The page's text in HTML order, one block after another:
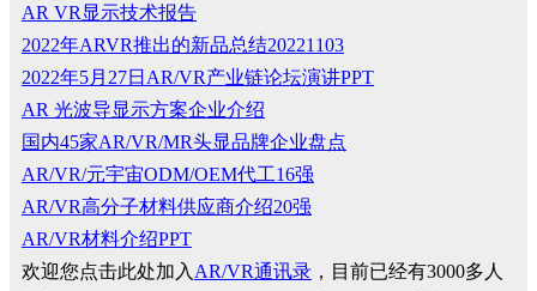
AR VR显示技术报告
2022年ARVR推出的新品总结20221103
2022年5月27日AR/VR产业链论坛演讲PPT
AR 光波导显示方案企业介绍
国内45家AR/VR/MR头显品牌企业盘点
AR/VR/元宇宙ODM/OEM代工16强
AR/VR高分子材料供应商介绍20强
AR/VR材料介绍PPT
欢迎您点击此处加入 AR/VR通讯录 ，目前已经有3000多人